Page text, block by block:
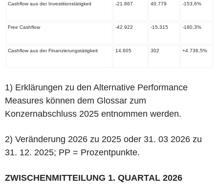
Cashflow aus der Investitionstätigkeit -21.867 40.779 -153,6%
Free Cashflow -42.922 -15.315 -180,3%
Cashflow aus der Finanzierungstätigkeit 14.605 302 +4.736,5%
1) Erklärungen zu den Alternative Performance
Measures können dem Glossar zum
Konzernabschluss 2025 entnommen werden.
2) Veränderung 2026 zu 2025 oder 31. 03 2026 zu
31. 12. 2025; PP = Prozentpunkte.
ZWISCHENMITTEILUNG 1. QUARTAL 2026